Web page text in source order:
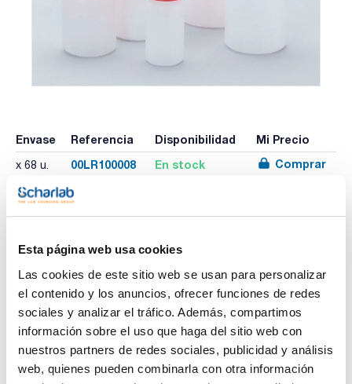
Esta página web usa cookies
Las cookies de este sitio web se usan para personalizar
el contenido y los anuncios, ofrecer funciones de redes
sociales y analizar el tráfico. Además, compartimos
información sobre el uso que haga del sitio web con
nuestros partners de redes sociales, publicidad y análisis
web, quienes pueden combinarla con otra información
Envase Referencia Disponibilidad Mi Precio
x 68 u. 00LR100008 En stock Comprar
producto
Capacidad (ml) : 1000
Diámetro interno x Altura (mm) : 101x174
Tipo de Tapón : Tapón con junta
Esterilidad : Si
Pack (u.) : 68
Frascos cilíndricos de boca ancha en PE de alta densidad
con tapón rojo.
Con distintos sistemas de cierres disponibles.
Ver más